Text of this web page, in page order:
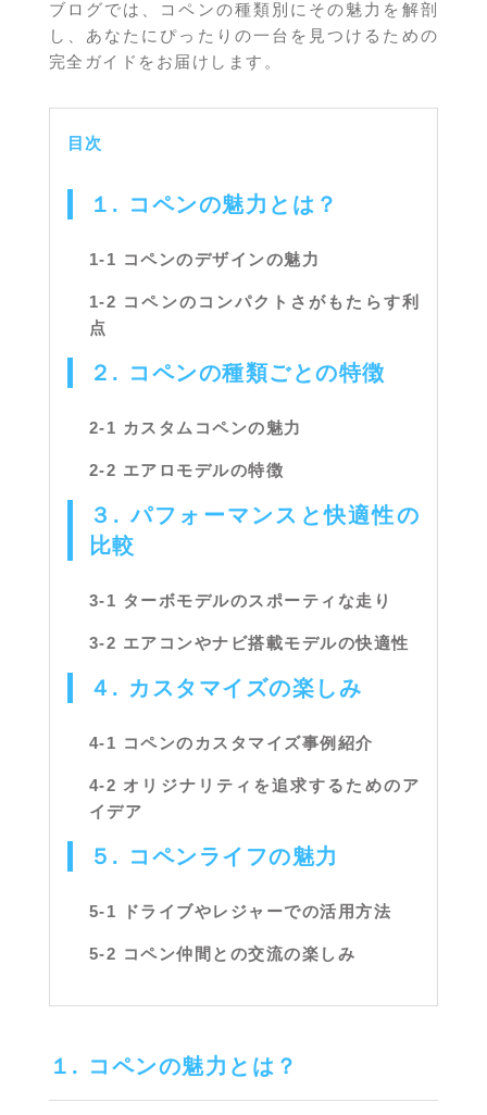
ブログでは、コペンの種類別にその魅力を解剖
し、あなたにぴったりの一台を見つけるための
完全ガイドをお届けします。
目次
１. コペンの魅力とは？
1-1 コペンのデザインの魅力
1-2 コペンのコンパクトさがもたらす利
点
２. コペンの種類ごとの特徴
2-1 カスタムコペンの魅力
2-2 エアロモデルの特徴
３. パフォーマンスと快適性の
比較
3-1 ターボモデルのスポーティな走り
3-2 エアコンやナビ搭載モデルの快適性
４. カスタマイズの楽しみ
4-1 コペンのカスタマイズ事例紹介
4-2 オリジナリティを追求するためのア
イデア
５. コペンライフの魅力
5-1 ドライブやレジャーでの活用方法
5-2 コペン仲間との交流の楽しみ
１. コペンの魅力とは？